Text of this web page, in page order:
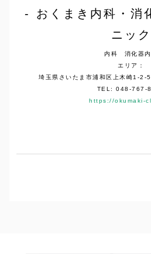
おくまき内科・消
ニック
内科 消化器
エリア：
埼玉県さいたま市浦和区上木崎1-2-
TEL: 048-767-
https://okumaki-